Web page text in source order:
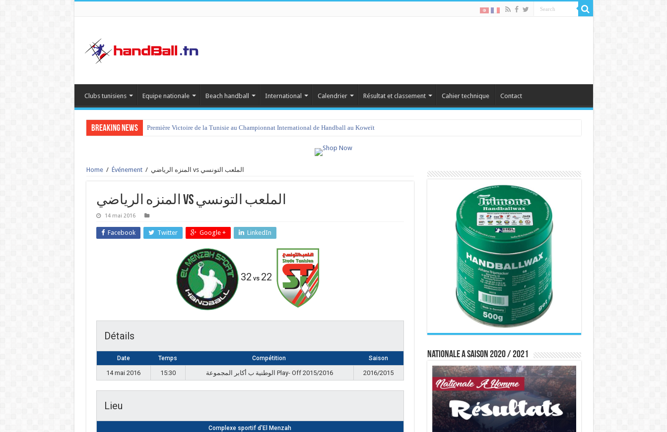
Clubs tunisiens Equipe nationale Beach handball International Calendrier Résultat et classement Cahier technique Contact
Breaking News Première Victoire de la Tunisie au Championnat International de Handball au Koweït
Home / Événement / المنزه الرياضي vs الملعب التونسي
المنزه الرياضي vs الملعب التونسي
14 mai 2016
Facebook Twitter Google + LinkedIn
32 vs 22
Détails
Date Temps Compétition Saison
14 mai 2016 15:30 الوطنية ب أكابر المجموعة Play- Off 2015/2016 2016/2015
Lieu
Complexe sportif d'El Menzah
Nationale A saison 2020 / 2021